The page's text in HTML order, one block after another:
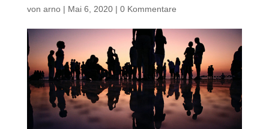
von arno| Mai 6, 2020| 0 Kommentare